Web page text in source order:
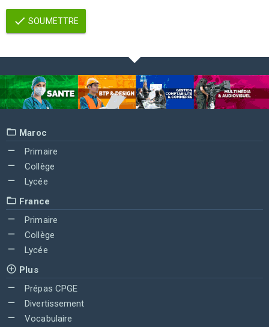
SOUMETTRE
Maroc
Primaire
Collège
Lycée
France
Primaire
Collège
Lycée
Plus
Prépas CPGE
Divertissement
Vocabulaire